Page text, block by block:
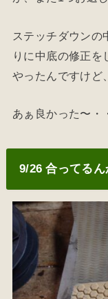
ステッチダウンの
りに中底の修正
やったんですけど
あぁ良かった〜・
9/26 合ってるん